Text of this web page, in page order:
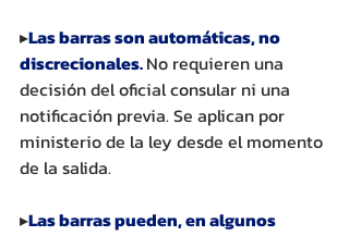
▸Las barras son automáticas, no
discrecionales. No requieren una
decisión del oficial consular ni una
notificación previa. Se aplican por
ministerio de la ley desde el momento
de la salida.
▸Las barras pueden, en algunos